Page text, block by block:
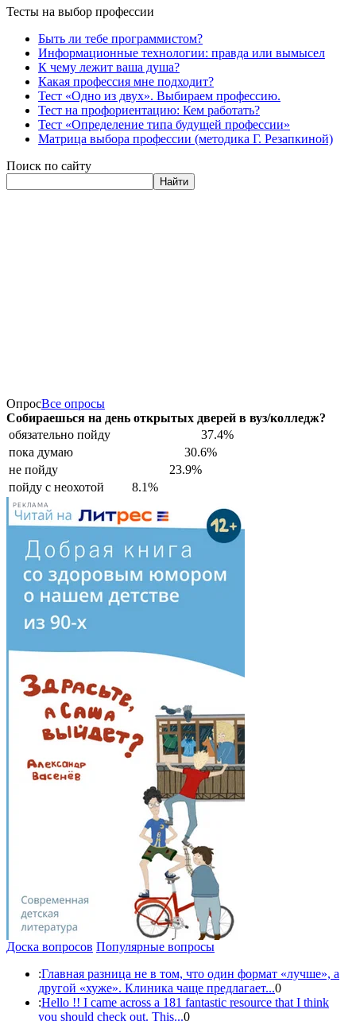
Тесты на выбор профессии
Быть ли тебе программистом?
Информационные технологии: правда или вымысел
К чему лежит ваша душа?
Какая профессия мне подходит?
Тест «Одно из двух». Выбираем профессию.
Тест на профориентацию: Кем работать?
Тест «Определение типа будущей профессии»
Матрица выбора профессии (методика Г. Резапкиной)
Поиск по сайту
Найти
ОпросВсе опросы
Собираешься на день открытых дверей в вуз/колледж?
обязательно пойду
37.4%
пока думаю
30.6%
не пойду
23.9%
пойду с неохотой
8.1%
РЕКЛАМА
Доска вопросов Популярные вопросы
:Главная разница не в том, что один формат «лучше», а
другой «хуже». Клиника чаще предлагает...0
:Hello !! I came across a 181 fantastic resource that I think
you should check out. This...0